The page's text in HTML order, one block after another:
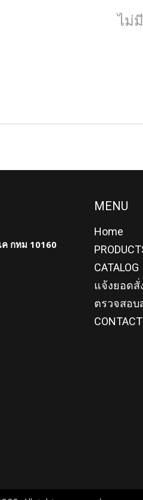
ไม่
ค กทม 10160
MENU
Home
CATALOG
แจ้งยอดสั่
ตรวจสอ